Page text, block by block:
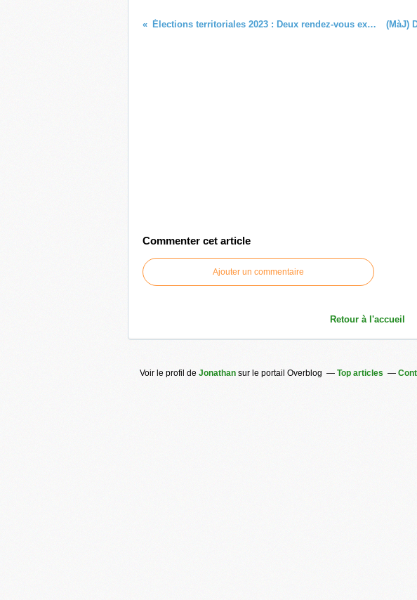
Élections territoriales 2023 : Deux rendez-vous exceptionnels sur Polynésie La 1ère !
Commenter cet article
Ajouter un commentaire
Retour à l'accueil
Voir le profil de Jonathan sur le portail Overblog Top articles